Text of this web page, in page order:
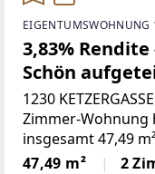
3,83%
Schön
(TOP 11, DG -
1230
Zimmer-Wohnung
insgesamt 47,49
STIEGE 1. Baujahr
47,49 m² 2